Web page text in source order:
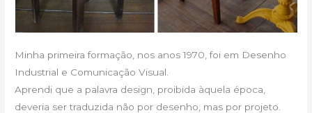
Minha primeira formação, nos anos 1970, foi em Desenho
Industrial e Comunicação Visual.
Aprendi que a palavra design, proibida àquela época,
deveria ser traduzida não por desenho, mas por projeto.